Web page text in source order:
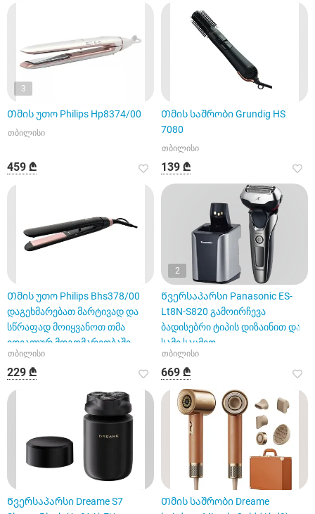
3
Თმის უთო Philips Hp8374/00
თბილისი
459 ₾
Თმის საშრობი Grundig HS
7080
თბილისი
139 ₾
Თმის უთო Philips Bhs378/00
დაგეხმარებათ მარტივად და
სწრაფად მოიყვანოთ თმა
იდეალურ მდგომარეობაში.
თბილისი
229 ₾
2
Წვერსაპარსი Panasonic ES-
Lt8N-S820 გამოირჩევა
ბადისებრი ტიპის დიზაინით და
სამი საცმით
თბილისი
669 ₾
Წვერსაპარსი Dreame S7
Თმის საშრობი Dreame